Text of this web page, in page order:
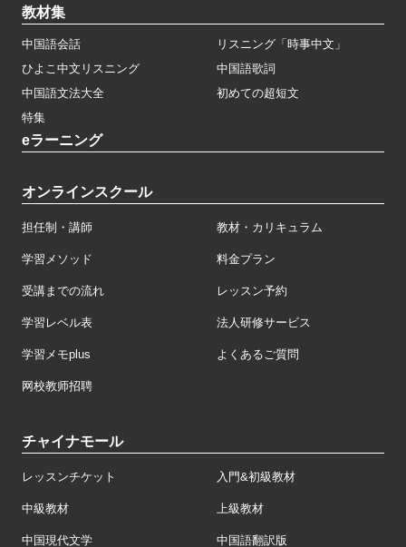
教材集
中国語会話
リスニング「時事中文」
ひよこ中文リスニング
中国語歌詞
中国語文法大全
初めての超短文
特集
eラーニング
オンラインスクール
担任制・講師 教材・カリキュラム
学習メソッド 料金プラン
受講までの流れ レッスン予約
学習レベル表 法人研修サービス
学習メモplus よくあるご質問
网校教师招聘
チャイナモール
レッスンチケット 入門&初級教材
中級教材 上級教材
中国現代文学 中国語翻訳版